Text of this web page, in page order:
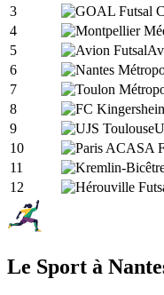
3
4
5
6
7
8
9
10
11
12
Le Sport à